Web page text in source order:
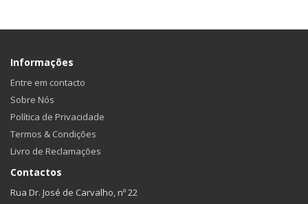
Informações
Entre em contacto
Sobre Nós
Política de Privacidade
Termos & Condições
Livro de Reclamações
Contactos
Rua Dr. José de Carvalho, nº 22